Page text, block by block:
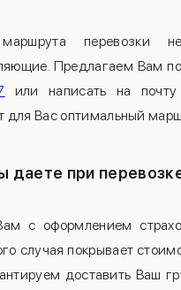
перевозки
Предлагаем Вам
или написать на почту
для Вас оптимальный
даете при
с оформлением
случая покрывает
доставить Ваш